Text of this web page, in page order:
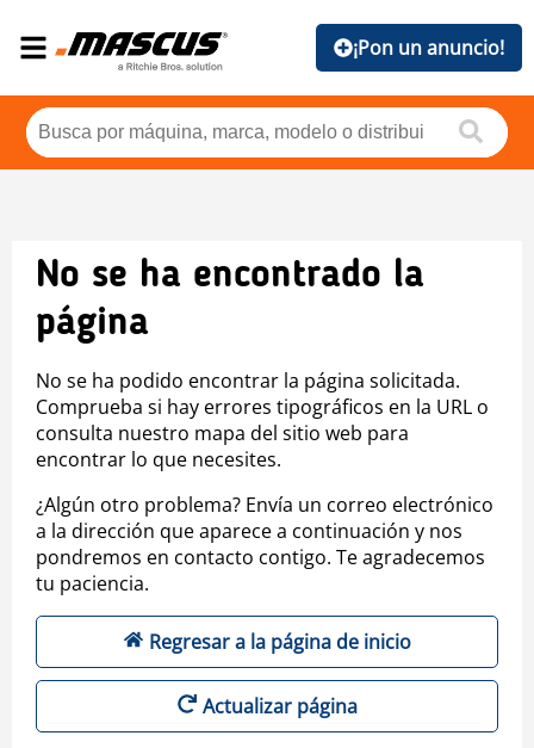
¡Pon un anuncio!
No se ha encontrado la
página
No se ha podido encontrar la página solicitada.
Comprueba si hay errores tipográficos en la URL o
consulta nuestro mapa del sitio web para
encontrar lo que necesites.
¿Algún otro problema? Envía un correo electrónico
a la dirección que aparece a continuación y nos
pondremos en contacto contigo. Te agradecemos
tu paciencia.
Regresar a la página de inicio
Actualizar página